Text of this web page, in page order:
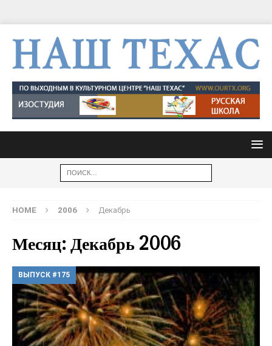
HOME 2006 Декабрь
Месяц: Декабрь 2006
ВЫПУСК #175